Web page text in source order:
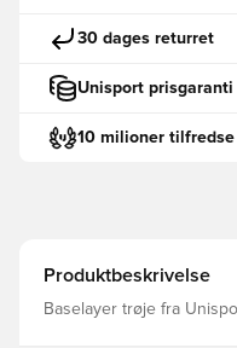
30 dages returret
Unisport prisgaranti
10 milioner
Produktbeskrivelse
Baselayer trøje fra